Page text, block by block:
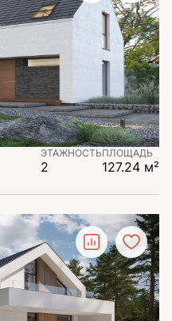
ЭТАЖНОСТЬ
2
ПЛОЩАДЬ
127.24 м²